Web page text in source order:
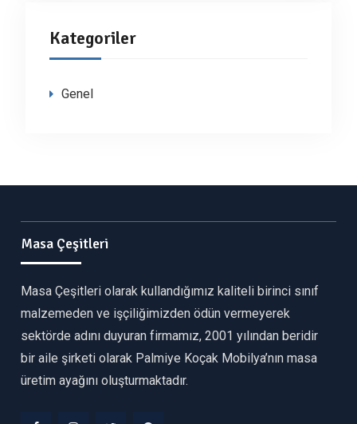
Kategoriler
Genel
Masa Çeşitleri
Masa Çeşitleri olarak kullandığımız kaliteli birinci sınıf
malzemeden ve işçiliğimizden ödün vermeyerek
sektörde adını duyuran firmamız, 2001 yılından beridir
bir aile şirketi olarak Palmiye Koçak Mobilya’nın masa
üretim ayağını oluşturmaktadır.